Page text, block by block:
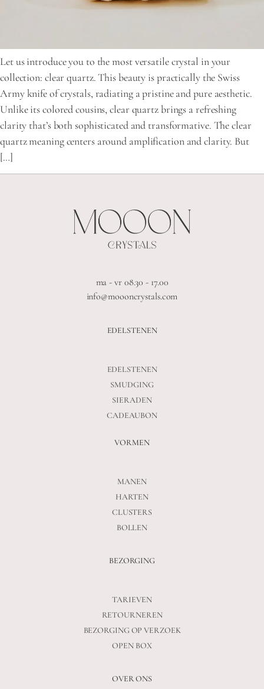
Let us introduce you to the most versatile crystal in your
collection: clear quartz. This beauty is practically the Swiss
Army knife of crystals, radiating a pristine and pure aesthetic.
Unlike its colored cousins, clear quartz brings a refreshing
clarity that’s both sophisticated and transformative. The clear
quartz meaning centers around amplification and clarity. But
[…]
ma - vr 08.30 - 17.00
info@moooncrystals.com
EDELSTENEN
EDELSTENEN
SMUDGING
SIERADEN
CADEAUBON
VORMEN
MANEN
HARTEN
CLUSTERS
BOLLEN
BEZORGING
TARIEVEN
RETOURNEREN
BEZORGING OP VERZOEK
OPEN BOX
OVER ONS